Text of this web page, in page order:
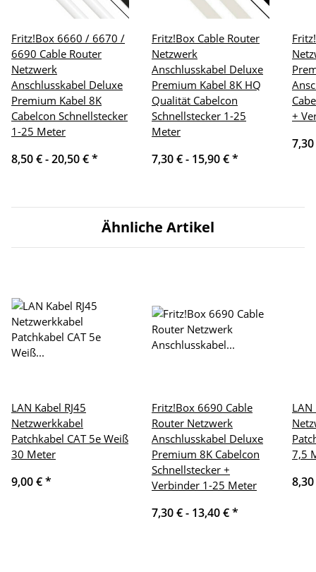
Fritz!Box 6660 / 6670 /
6690 Cable Router
Netzwerk
Anschlusskabel Deluxe
Premium Kabel 8K
Cabelcon Schnellstecker
1-25 Meter
8,50 € -20,50 €*
Fritz!Box Cable Router
Netzwerk
Anschlusskabel Deluxe
Premium Kabel 8K HQ
Qualität Cabelcon
Schnellstecker 1-25
Meter
7,30 € - 15,90 €*
+
Ähnliche Artikel
LAN Kabel RJ45
Netzwerkkabel
Patchkabel CAT 5e Weiß
30 Meter
9,00 €*
Fritz!Box 6690 Cable
Router Netzwerk
Anschlusskabel Deluxe
Premium 8K Cabelcon
Schnellstecker +
Verbinder 1-25 Meter
7,30 € - 13,40 €*
LAN
7,5